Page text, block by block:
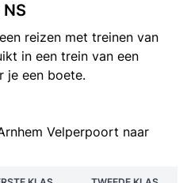
reizen met treinen van
in een trein van een
je een boete.
Velperpoort naar